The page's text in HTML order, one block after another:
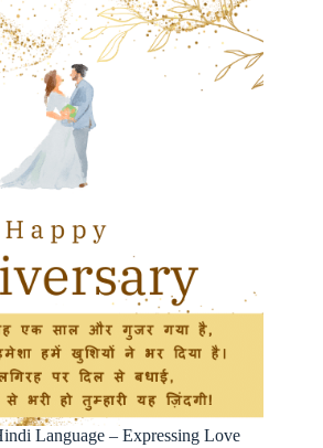
Language – Expressing Love